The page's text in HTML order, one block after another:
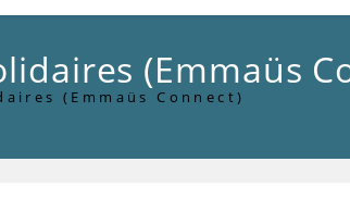
(Emmaüs
(Emmaüs Connect)